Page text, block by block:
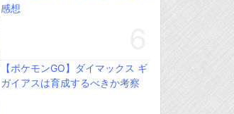
感想
【ポケモンGO】ダイマックス ギ
ガイアスは育成するべきか考察